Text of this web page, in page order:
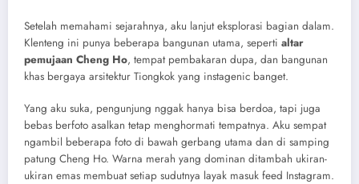
Setelah memahami sejarahnya, aku lanjut eksplorasi bagian dalam.
Klenteng ini punya beberapa bangunan utama, seperti altar
pemujaan Cheng Ho, tempat pembakaran dupa, dan bangunan
khas bergaya arsitektur Tiongkok yang instagenic banget.
Yang aku suka, pengunjung nggak hanya bisa berdoa, tapi juga
bebas berfoto asalkan tetap menghormati tempatnya. Aku sempat
ngambil beberapa foto di bawah gerbang utama dan di samping
patung Cheng Ho. Warna merah yang dominan ditambah ukiran-
ukiran emas membuat setiap sudutnya layak masuk feed Instagram.